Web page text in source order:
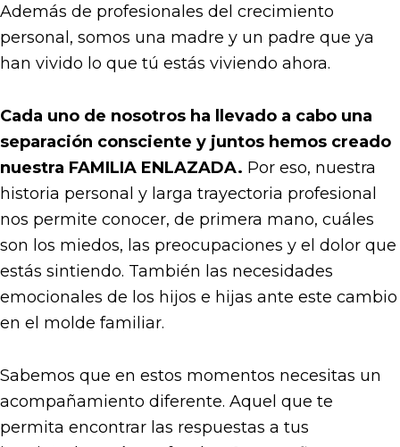
Además de profesionales del crecimiento
personal, somos una madre y un padre que ya
han vivido lo que tú estás viviendo ahora.
Cada uno de nosotros ha llevado a cabo una
separación consciente y juntos hemos creado
nuestra FAMILIA ENLAZADA. Por eso, nuestra
historia personal y larga trayectoria profesional
nos permite conocer, de primera mano, cuáles
son los miedos, las preocupaciones y el dolor que
estás sintiendo. También las necesidades
emocionales de los hijos e hijas ante este cambio
en el molde familiar.
Sabemos que en estos momentos necesitas un
acompañamiento diferente. Aquel que te
permita encontrar las respuestas a tus